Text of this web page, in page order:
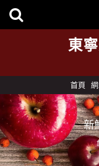
東
首頁
新